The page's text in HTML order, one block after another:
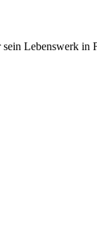
Lebenswerk